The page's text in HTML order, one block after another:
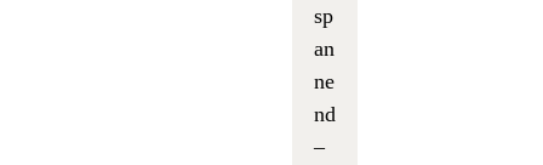
sp
an
ne
nd
–